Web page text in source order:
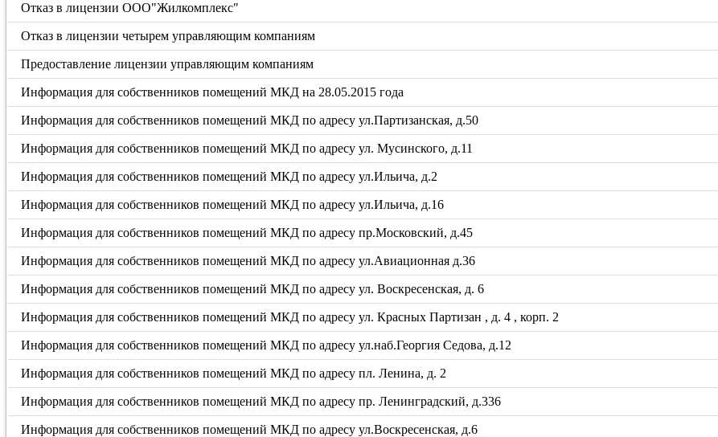
Отказ в лицензии ООО"Жилкомплекс"
Отказ в лицензии четырем управляющим компаниям
Предоставление лицензии управляющим компаниям
Информация для собственников помещений МКД на 28.05.2015 года
Информация для собственников помещений МКД по адресу ул.Партизанская, д.50
Информация для собственников помещений МКД по адресу ул. Мусинского, д.11
Информация для собственников помещений МКД по адресу ул.Ильича, д.2
Информация для собственников помещений МКД по адресу ул.Ильича, д.16
Информация для собственников помещений МКД по адресу пр.Московский, д.45
Информация для собственников помещений МКД по адресу ул.Авиационная д.36
Информация для собственников помещений МКД по адресу ул. Воскресенская, д. 6
Информация для собственников помещений МКД по адресу ул. Красных Партизан , д. 4 , корп. 2
Информация для собственников помещений МКД по адресу ул.наб.Георгия Седова, д.12
Информация для собственников помещений МКД по адресу пл. Ленина, д. 2
Информация для собственников помещений МКД по адресу пр. Ленинградский, д.336
Информация для собственников помещений МКД по адресу ул.Воскресенская, д.6